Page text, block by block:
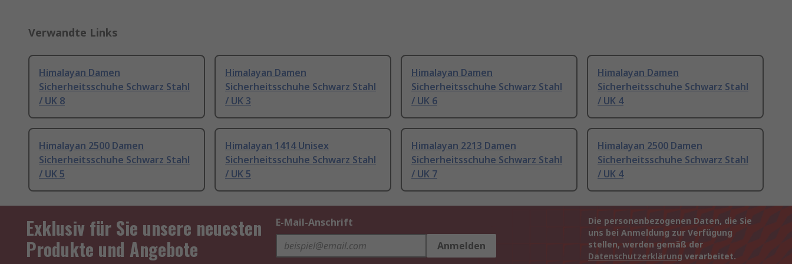
Verwandte Links
Himalayan Damen
Sicherheitsschuhe Schwarz Stahl
/ UK 8
Himalayan Damen
Sicherheitsschuhe Schwarz Stahl
/ UK 3
Himalayan Damen
Sicherheitsschuhe Schwarz Stahl
/ UK 6
Himalayan Damen
Sicherheitsschuhe Schwarz Stahl
/ UK 4
Himalayan 2500 Damen
Sicherheitsschuhe Schwarz Stahl
/ UK 5
Himalayan 1414 Unisex
Sicherheitsschuhe Schwarz Stahl
/ UK 5
Himalayan 2213 Damen
Sicherheitsschuhe Schwarz Stahl
/ UK 7
Himalayan 2500 Damen
Sicherheitsschuhe Schwarz Stahl
/ UK 4
Exklusiv für Sie unsere neuesten
Produkte und Angebote
E-Mail-Anschrift
Anmelden
Die personenbezogenen Daten, die Sie
uns bei Anmeldung zur Verfügung
stellen, werden gemäß der
Datenschutzerklärung verarbeitet.